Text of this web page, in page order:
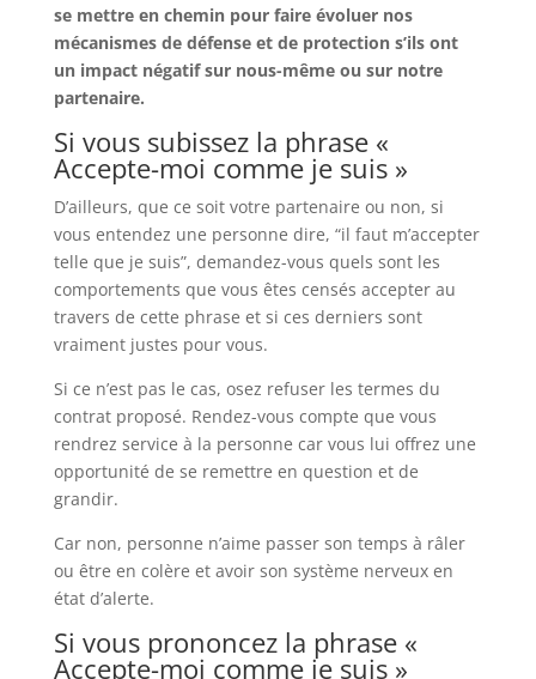
se mettre en chemin pour faire évoluer nos
mécanismes de défense et de protection s’ils ont
un impact négatif sur nous-même ou sur notre
partenaire.
Si vous subissez la phrase «
Accepte-moi comme je suis »
D’ailleurs, que ce soit votre partenaire ou non, si
vous entendez une personne dire, “il faut m’accepter
telle que je suis”, demandez-vous quels sont les
comportements que vous êtes censés accepter au
travers de cette phrase et si ces derniers sont
vraiment justes pour vous.
Si ce n’est pas le cas, osez refuser les termes du
contrat proposé. Rendez-vous compte que vous
rendrez service à la personne car vous lui offrez une
opportunité de se remettre en question et de
grandir.
Car non, personne n’aime passer son temps à râler
ou être en colère et avoir son système nerveux en
état d’alerte.
Si vous prononcez la phrase «
Accepte-moi comme je suis »